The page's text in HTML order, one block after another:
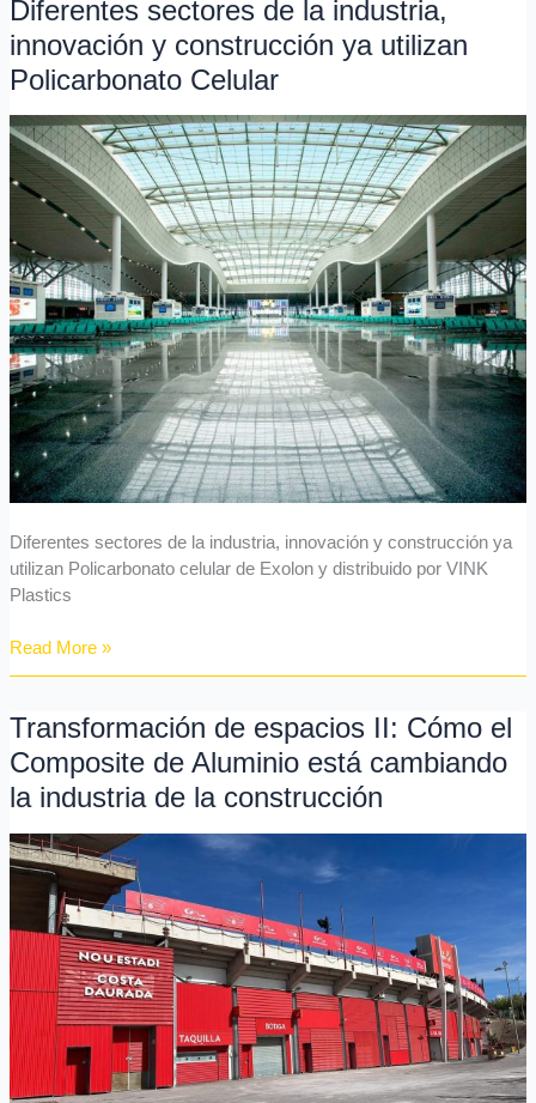
Diferentes sectores de la industria,
innovación y construcción ya utilizan
Policarbonato Celular
Diferentes sectores de la industria, innovación y construcción ya
utilizan Policarbonato celular de Exolon y distribuido por VINK
Plastics
Diferentes
sectores
de
la
industria,
innovación
construcción
utilizan
Policarbonato
Celular
Read More »
Transformación de espacios II: Cómo el
Composite de Aluminio está cambiando
la industria de la construcción
Transformación
de
espacios
II:
el
Composite
Aluminio
está
cambiando
industria
la